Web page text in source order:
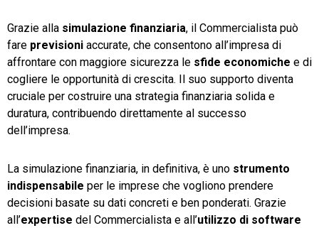
Grazie alla simulazione finanziaria, il Commercialista può
fare previsioni accurate, che consentono all’impresa di
affrontare con maggiore sicurezza le sfide economiche e di
cogliere le opportunità di crescita. Il suo supporto diventa
cruciale per costruire una strategia finanziaria solida e
duratura, contribuendo direttamente al successo
dell’impresa.
La simulazione finanziaria, in definitiva, è uno strumento
indispensabile per le imprese che vogliono prendere
decisioni basate su dati concreti e ben ponderati. Grazie
all’expertise del Commercialista e all’utilizzo di software